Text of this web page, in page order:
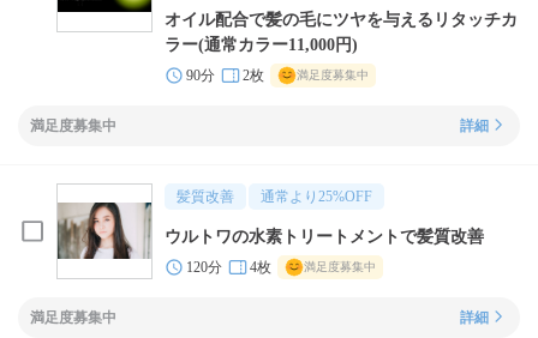
オイル配合で髪の毛にツヤを与えるリタッチカ
ラー(通常カラー11,000円)
90分 2枚 満足度募集中
満足度募集中 詳細
髪質改善 通常より 25%OFF
ウルトワの水素トリートメントで髪質改善
120分 4枚 満足度募集中
満足度募集中 詳細